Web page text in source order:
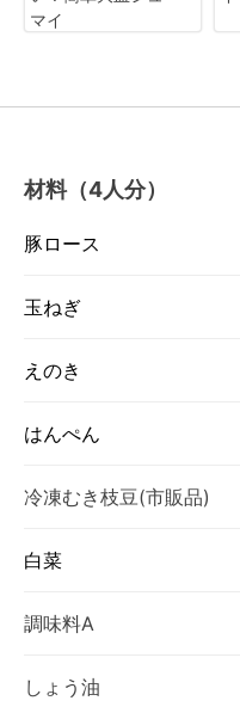
マイ
材料（4人分）
豚ロース
玉ねぎ
えのき
はんぺん
冷凍むき枝豆(市販品)
白菜
調味料A
しょう油